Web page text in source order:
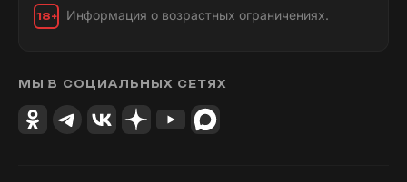
18+ Информация о возрастных ограничениях.
МЫ В СОЦИАЛЬНЫХ СЕТЯХ